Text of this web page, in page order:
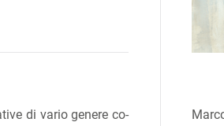
di vario genere co-